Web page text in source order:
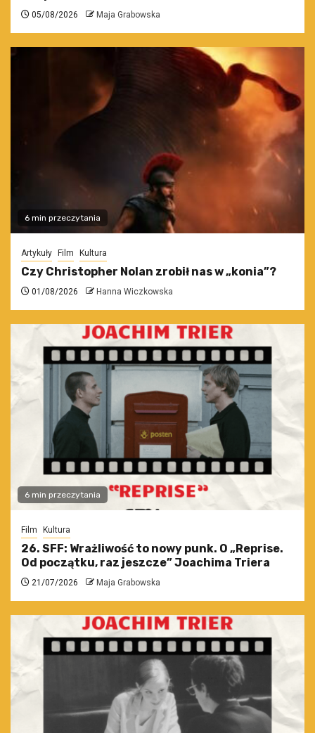
05/08/2026 Maja Grabowska
6 min przeczytania
Artykuły Film Kultura
Czy Christopher Nolan zrobił nas w „konia”?
01/08/2026 Hanna Wiczkowska
6 min przeczytania
Film Kultura
26. SFF: Wrażliwość to nowy punk. O „Reprise.
Od początku, raz jeszcze” Joachima Triera
21/07/2026 Maja Grabowska